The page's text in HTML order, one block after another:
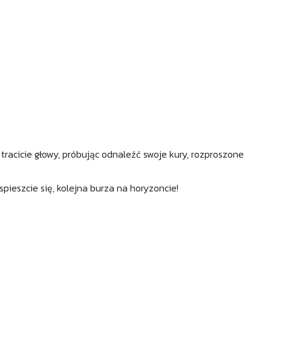
głowy, próbując odnaleźć swoje kury, rozproszone
się, kolejna burza na horyzoncie!